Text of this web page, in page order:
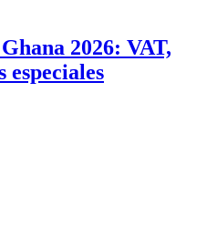
2026: VAT,
especiales